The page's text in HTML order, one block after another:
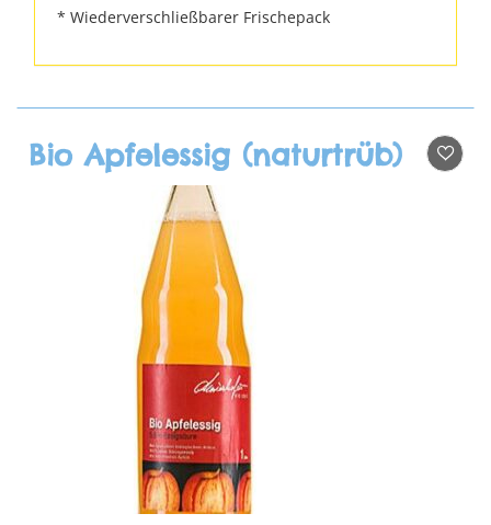
* Wiederverschließbarer Frischepack
Bio Apfelessig (naturtrüb)